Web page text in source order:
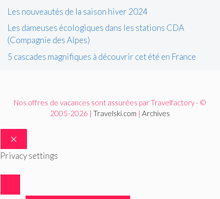
Les nouveautés de la saison hiver 2024
Les dameuses écologiques dans les stations CDA
(Compagnie des Alpes)
5 cascades magnifiques à découvrir cet été en France
Nos offres de vacances sont assurées par Travelfactory - ©
2005-2026 | Travelski.com | Archives
FERMER
Privacy settings